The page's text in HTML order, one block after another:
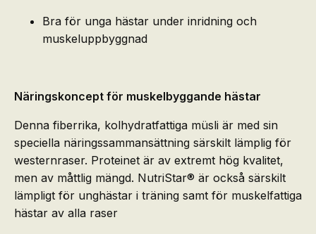
Bra för unga hästar under inridning och
muskeluppbyggnad
Näringskoncept för muskelbyggande hästar
Denna fiberrika, kolhydratfattiga müsli är med sin
speciella näringssammansättning särskilt lämplig för
westernraser. Proteinet är av extremt hög kvalitet,
men av måttlig mängd. NutriStar® är också särskilt
lämpligt för unghästar i träning samt för muskelfattiga
hästar av alla raser